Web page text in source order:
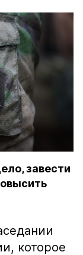
завести
которое